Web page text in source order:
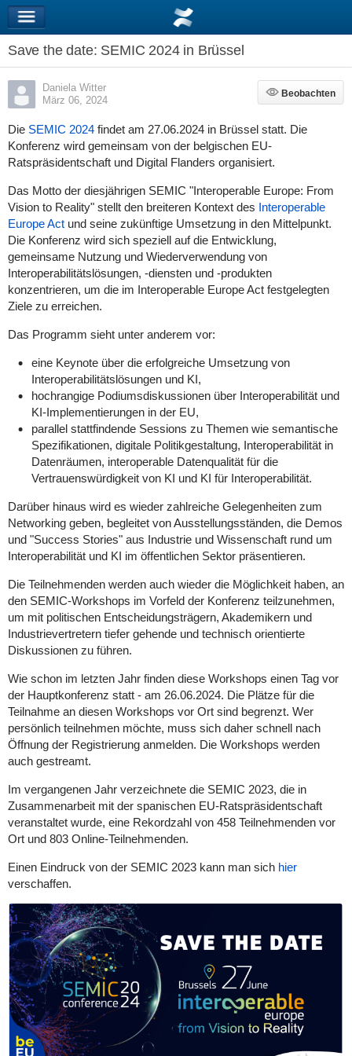
Save the date: SEMIC 2024 in Brüssel
Daniela Witter
März 06, 2024
Beobachten
Beobachten
Die SEMIC 2024findet am 27.06.2024in Brüssel statt. Die
Konferenz wird gemeinsam von der belgischen EU-
Ratspräsidentschaft und Digital Flanders organisiert.
Das Motto der diesjährigen SEMIC "Interoperable Europe: From
Vision to Reality" stellt den breiteren Kontext des Interoperable
Europe Actund seine zukünftige Umsetzung in den Mittelpunkt.
Die Konferenz wird sich speziell auf die Entwicklung,
gemeinsame Nutzung und Wiederverwendung von
Interoperabilitätslösungen, -diensten und -produkten
konzentrieren, um die im Interoperable Europe Act festgelegten
Ziele zu erreichen.
Das Programm sieht unter anderem vor:
eine Keynote über die erfolgreiche Umsetzung von
Interoperabilitätslösungen und KI,
hochrangige Podiumsdiskussionen über Interoperabilität und
KI-Implementierungen in der EU,
parallel stattfindende Sessions zu Themen wie semantische
Spezifikationen, digitale Politikgestaltung, Interoperabilität in
Datenräumen, interoperable Datenqualität für die
Vertrauenswürdigkeit von KI und KI für Interoperabilität.
Darüber hinaus wird es wieder zahlreiche Gelegenheiten zum
Networking geben, begleitet von Ausstellungsständen, die Demos
und "Success Stories" aus Industrie und Wissenschaft rund um
Interoperabilität und KI im öffentlichen Sektor präsentieren.
Die Teilnehmenden werden auch wieder die Möglichkeit haben, an
den SEMIC-Workshops im Vorfeld der Konferenz teilzunehmen,
um mit politischen Entscheidungsträgern, Akademikern und
Industrievertretern tiefer gehende und technisch orientierte
Diskussionen zu führen.
Wie schon im letzten Jahr finden diese Workshops einen Tag vor
der Hauptkonferenz statt - am 26.06.2024. Die Plätze für die
Teilnahme an diesen Workshops vor Ort sind begrenzt. Wer
persönlich teilnehmen möchte, muss sich daher schnell nach
Öffnung der Registrierung anmelden. Die Workshops werden
auch gestreamt.
Im vergangenen Jahr verzeichnete die SEMIC 2023, die in
Zusammenarbeit mit der spanischen EU-Ratspräsidentschaft
veranstaltet wurde, eine Rekordzahl von 458 Teilnehmenden vor
Ort und 803 Online-Teilnehmenden.
Einen Eindruck von der SEMIC 2023 kann man sich hier
verschaffen.